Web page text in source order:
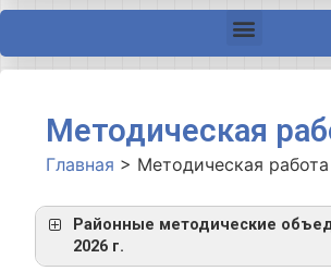
Методическая
Главная > Методическая работа
Районные методические
2026 г.